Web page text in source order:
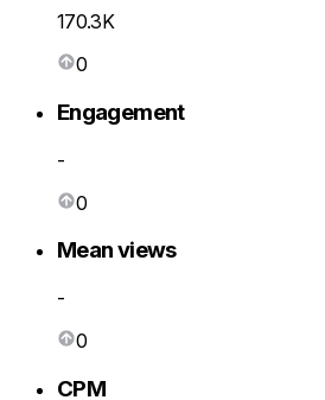
170.3K
0
Engagement
-
0
Mean views
-
0
CPM